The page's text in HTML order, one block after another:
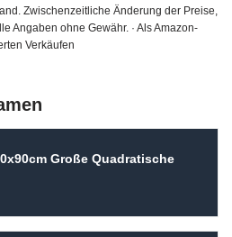
Zwischenzeitliche Änderung der Preise,
Angaben ohne Gewähr. · Als Amazon-
Verkäufen
Große Quadratische